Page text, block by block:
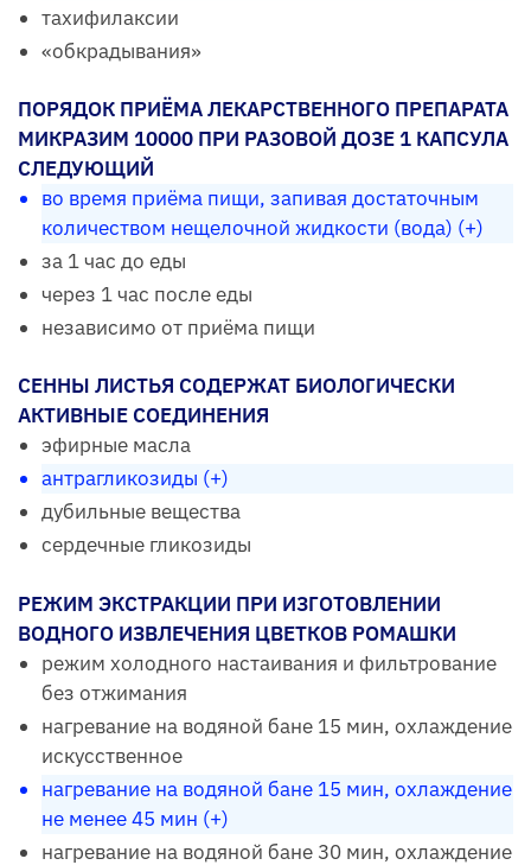
тахифилаксии
«обкрадывания»
ПОРЯДОК ПРИЁМА ЛЕКАРСТВЕННОГО ПРЕПАРАТА
МИКРАЗИМ 10000 ПРИ РАЗОВОЙ ДОЗЕ 1 КАПСУЛА
СЛЕДУЮЩИЙ
во время приёма пищи, запивая достаточным
количеством нещелочной жидкости (вода) (+)
за 1 час до еды
через 1 час после еды
независимо от приёма пищи
СЕННЫ ЛИСТЬЯ СОДЕРЖАТ БИОЛОГИЧЕСКИ
АКТИВНЫЕ СОЕДИНЕНИЯ
эфирные масла
антрагликозиды (+)
дубильные вещества
сердечные гликозиды
РЕЖИМ ЭКСТРАКЦИИ ПРИ ИЗГОТОВЛЕНИИ
ВОДНОГО ИЗВЛЕЧЕНИЯ ЦВЕТКОВ РОМАШКИ
режим холодного настаивания и фильтрование
без отжимания
нагревание на водяной бане 15 мин, охлаждение
искусственное
нагревание на водяной бане 15 мин, охлаждение
не менее 45 мин (+)
нагревание на водяной бане 30 мин, охлаждение